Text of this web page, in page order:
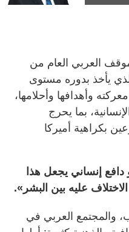
العربي العام من
يأخذ بدوره مستوى
وأهدافها وأحلامها،
بما يحرج
بكراهية أميركا
إنساني يجعل هذا
عليه بين البشر».
والمجتمع العربي في